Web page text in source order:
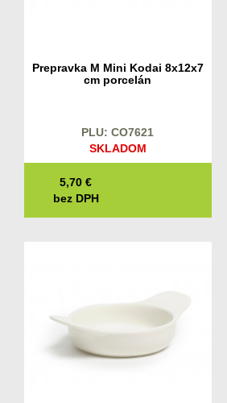
Prepravka M Mini Kodai 8x12x7
cm porcelán
PLU: CO7621
SKLADOM
5,70 €
bez DPH